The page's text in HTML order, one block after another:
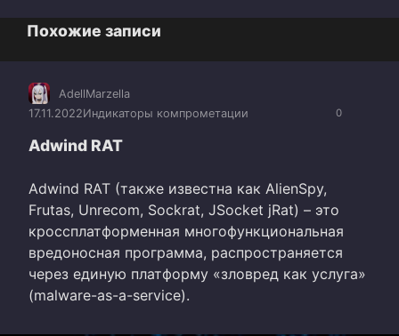
Похожие записи
0
AdellMarzella
17.11.2022Индикаторы компрометации
Adwind RAT
Adwind RAT (также известна как AlienSpy,
Frutas, Unrecom, Sockrat, JSocket jRat) – это
кроссплатформенная многофункциональная
вредоносная программа, распространяется
через единую платформу «зловред как услуга»
(malware-as-a-service).